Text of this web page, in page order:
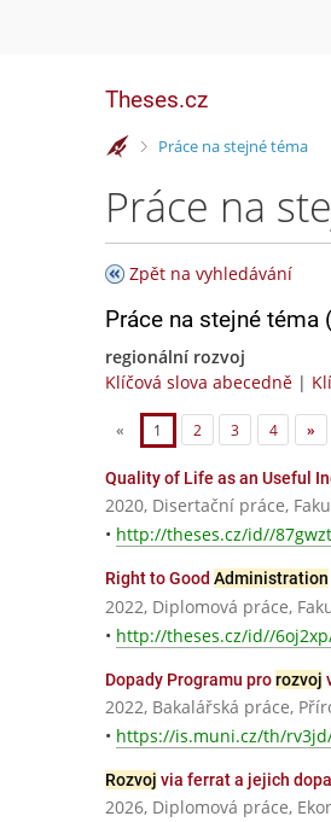
Theses.cz
>Práce na stejné téma
Práce na
Zpět na vyhledávání
Práce na stejné
regionální rozvoj
Klíčová slova abecedně |
« 1 2 3 4 »
Quality of Life as an Useful
2020, Disertační práce,
• http://theses.cz/id//
Right to Good Administration
2022, Diplomová práce,
• http://theses.cz/id//
Dopady Programu prorozvoj
2022, Bakalářská práce,
• https://is.muni.cz/th/
Rozvoj via ferrat a jejich
2026, Diplomová práce,